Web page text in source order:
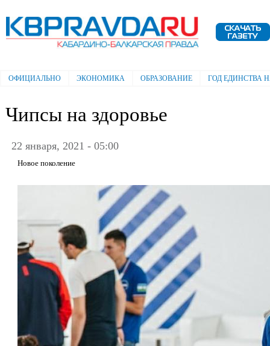
Электронная газета "Кабардино-
Балкарская правда"
Главное меню
ОФИЦИАЛЬНО ЭКОНОМИКА ОБРАЗОВАНИЕ ГОД ЕДИНСТВА
Чипсы на здоровье
22 января, 2021 - 05:00
Новое поколение